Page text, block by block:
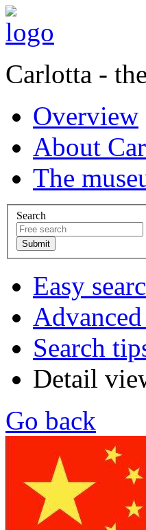
Carlotta -
Overview
About
The
Search
Easy
Advanced
Search
Detail
Go back